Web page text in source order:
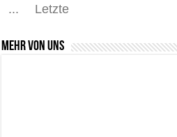
...
Letzte
Mehr von uns